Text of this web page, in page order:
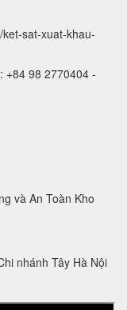
sat-xuat-khau-
+84 98 2770404 -
và An Toàn Kho
nhánh Tây Hà Nội